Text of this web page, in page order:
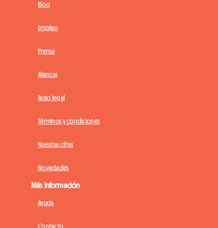
Blog
Empleo
Prensa
Alianzas
Aviso legal
Términos y condiciones
Nuestras cifras
Novedades
Más información
Ayuda
Contacto